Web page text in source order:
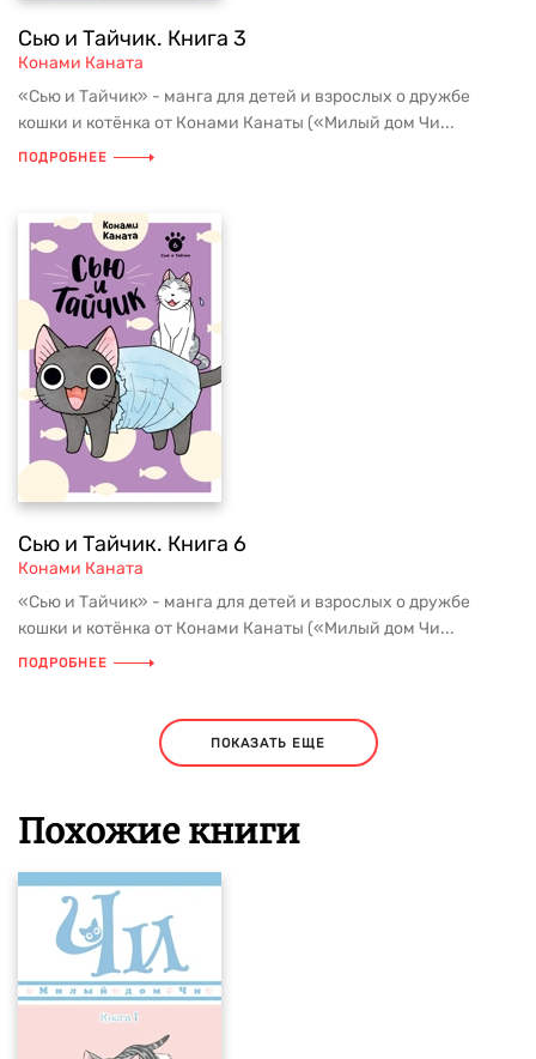
Сью и Тайчик. Книга 3
Конами Каната
«Сью и Тайчик» - манга для детей и взрослых о дружбе
кошки и котёнка от Конами Канаты («Милый дом Чи...
ПОДРОБНЕЕ
Сью и Тайчик. Книга 6
Конами Каната
«Сью и Тайчик» - манга для детей и взрослых о дружбе
кошки и котёнка от Конами Канаты («Милый дом Чи...
ПОДРОБНЕЕ
ПОКАЗАТЬ ЕЩЕ
Похожие книги